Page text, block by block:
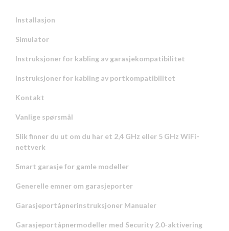
Installasjon
Simulator
Instruksjoner for kabling av garasjekompatibilitet
Instruksjoner for kabling av portkompatibilitet
Kontakt
Vanlige spørsmål
Slik finner du ut om du har et 2,4 GHz eller 5 GHz WiFi-
nettverk
Smart garasje for gamle modeller
Generelle emner om garasjeporter
Garasjeportåpnerinstruksjoner Manualer
Garasjeportåpnermodeller med Security 2.0-aktivering